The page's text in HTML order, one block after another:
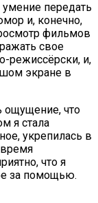
умение передать
и, конечно,
фильмов
свое
режиссёрски, и,
экране в
ощущение, что
я стала
укрепилась в
что я
за помощью.